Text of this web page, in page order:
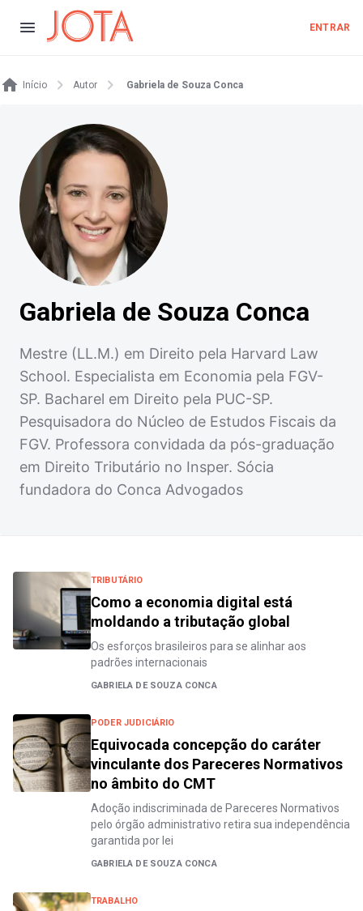
ENTRAR
Início Autor Gabriela de Souza Conca
Gabriela de Souza Conca
Mestre (LL.M.) em Direito pela Harvard Law
School. Especialista em Economia pela FGV-
SP. Bacharel em Direito pela PUC-SP.
Pesquisadora do Núcleo de Estudos Fiscais da
FGV. Professora convidada da pós-graduação
em Direito Tributário no Insper. Sócia
fundadora do Conca Advogados
TRIBUTÁRIO
Como a economia digital está
moldando a tributação global
Os esforços brasileiros para se alinhar aos
padrões internacionais
GABRIELA DE SOUZA CONCA
PODER JUDICIÁRIO
Equivocada concepção do caráter
vinculante dos Pareceres Normativos
no âmbito do CMT
Adoção indiscriminada de Pareceres Normativos
pelo órgão administrativo retira sua independência
garantida por lei
GABRIELA DE SOUZA CONCA
TRABALHO